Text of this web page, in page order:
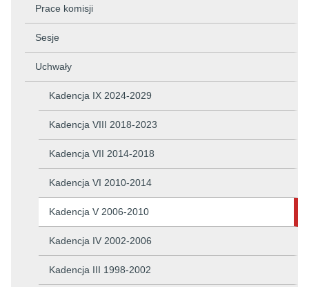
Prace komisji
Sesje
Uchwały
Kadencja IX 2024-2029
Kadencja VIII 2018-2023
Kadencja VII 2014-2018
Kadencja VI 2010-2014
Kadencja V 2006-2010
Kadencja IV 2002-2006
Kadencja III 1998-2002